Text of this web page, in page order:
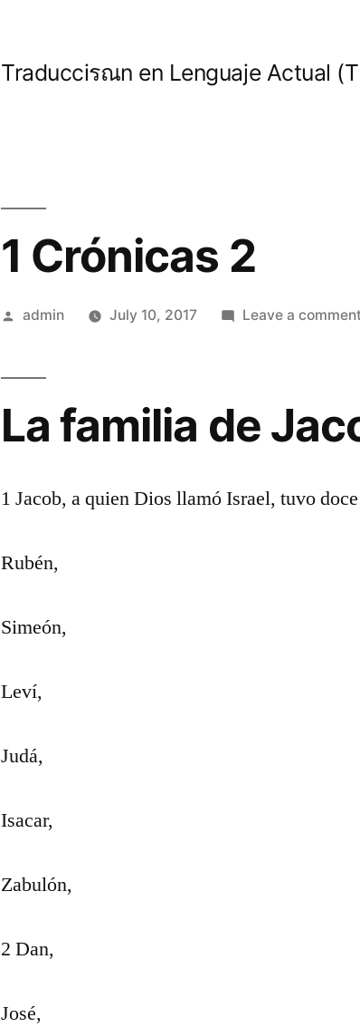
Traducciรณn en Lenguaje Actual
1 Crónicas 2
Posted
admin July 10, 2017 Leave a comment
La familia de
1 Jacob, a quien Dios llamó Israel, tuvo
Rubén,
Simeón,
Leví,
Judá,
Isacar,
Zabulón,
2 Dan,
José,